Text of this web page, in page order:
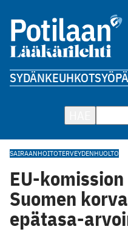
SYDÄNKEUHKOTSYÖPÄ
SAIRAANHOITOTERVEYDENHUOLTO
EU-
Suomen
epätasa-